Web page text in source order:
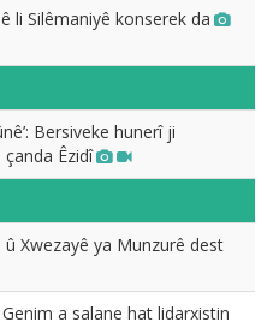
li Silêmaniyê konserek da
Bersiveke hunerî ji
Êzidî
û Xwezayê ya Munzurê dest
a salane hat lidarxistin